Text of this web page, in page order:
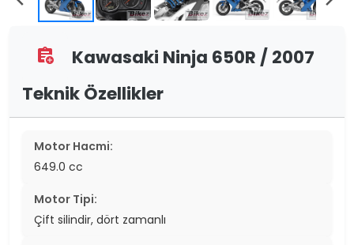
assignment_add
Kawasaki Ninja 650R / 2007
Teknik Özellikler
Motor Hacmi:
649.0 cc
Motor Tipi:
Çift silindir, dört zamanlı